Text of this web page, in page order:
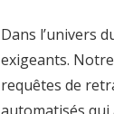
Dans l’univers
exigeants.
requêtes de